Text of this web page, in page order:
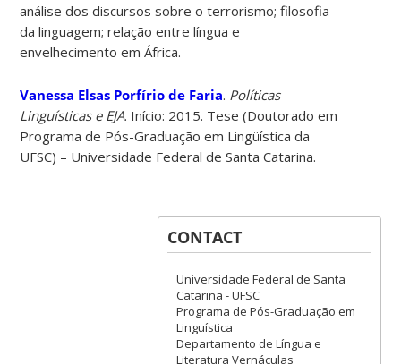
análise dos discursos sobre o terrorismo; filosofia
da linguagem; relação entre língua e
envelhecimento em África.
Vanessa Elsas Porfírio de Faria. Políticas
Linguísticas e EJA. Início: 2015. Tese (Doutorado em
Programa de Pós-Graduação em Lingüística da
UFSC) – Universidade Federal de Santa Catarina.
CONTACT
Universidade Federal de Santa
Catarina - UFSC
Programa de Pós-Graduação em
Linguística
Departamento de Língua e
Literatura Vernáculas